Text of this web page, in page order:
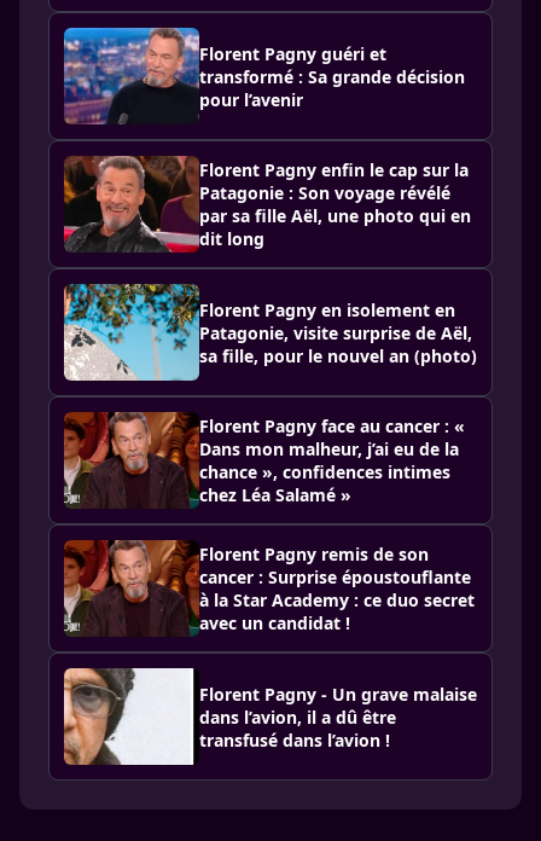
Florent Pagny guéri et
transformé : Sa grande décision
pour l’avenir
Florent Pagny enfin le cap sur la
Patagonie : Son voyage révélé
par sa fille Aël, une photo qui en
dit long
Florent Pagny en isolement en
Patagonie, visite surprise de Aël,
sa fille, pour le nouvel an (photo)
Florent Pagny face au cancer : «
Dans mon malheur, j’ai eu de la
chance », confidences intimes
chez Léa Salamé »
Florent Pagny remis de son
cancer : Surprise époustouflante
à la Star Academy : ce duo secret
avec un candidat !
Florent Pagny - Un grave malaise
dans l’avion, il a dû être
transfusé dans l’avion !